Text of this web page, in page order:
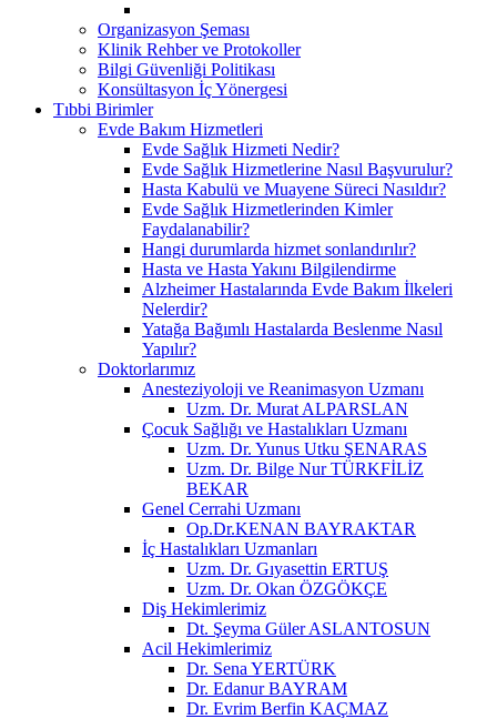
Organizasyon Şeması
Klinik Rehber ve Protokoller
Bilgi Güvenliği Politikası
Konsültasyon İç Yönergesi
Tıbbi Birimler
Evde Bakım Hizmetleri
Evde Sağlık Hizmeti Nedir?
Evde Sağlık Hizmetlerine Nasıl Başvurulur?
Hasta Kabulü ve Muayene Süreci Nasıldır?
Evde Sağlık Hizmetlerinden Kimler
Faydalanabilir?
Hangi durumlarda hizmet sonlandırılır?
Hasta ve Hasta Yakını Bilgilendirme
Alzheimer Hastalarında Evde Bakım İlkeleri
Nelerdir?
Yatağa Bağımlı Hastalarda Beslenme Nasıl
Yapılır?
Doktorlarımız
Anesteziyoloji ve Reanimasyon Uzmanı
Uzm. Dr. Murat ALPARSLAN
Çocuk Sağlığı ve Hastalıkları Uzmanı
Uzm. Dr. Yunus Utku ŞENARAS
Uzm. Dr. Bilge Nur TÜRKFİLİZ
BEKAR
Genel Cerrahi Uzmanı
Op.Dr.KENAN BAYRAKTAR
İç Hastalıkları Uzmanları
Uzm. Dr. Gıyasettin ERTUŞ
Uzm. Dr. Okan ÖZGÖKÇE
Diş Hekimlerimiz
Dt. Şeyma Güler ASLANTOSUN
Acil Hekimlerimiz
Dr. Sena YERTÜRK
Dr. Edanur BAYRAM
Dr. Evrim Berfin KAÇMAZ